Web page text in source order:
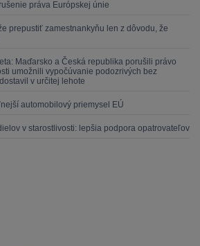
práva Európskej únie
prepustiť zamestnankyňu len z dôvodu, že
Maďarsko a Česká republika porušili právo
umožnili vypočúvanie podozrivých bez
v určitej lehote
automobilový priemysel EÚ
v starostlivosti: lepšia podpora opatrovateľov